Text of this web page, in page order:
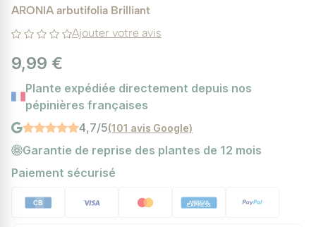
ARONIA arbutifolia Brilliant
Ajouter votre avis
9,99 €
Plante expédiée directement depuis nos
pépinières françaises
4,7/5(101 avis Google)
Garantie de reprise des plantes de 12 mois
Paiement sécurisé